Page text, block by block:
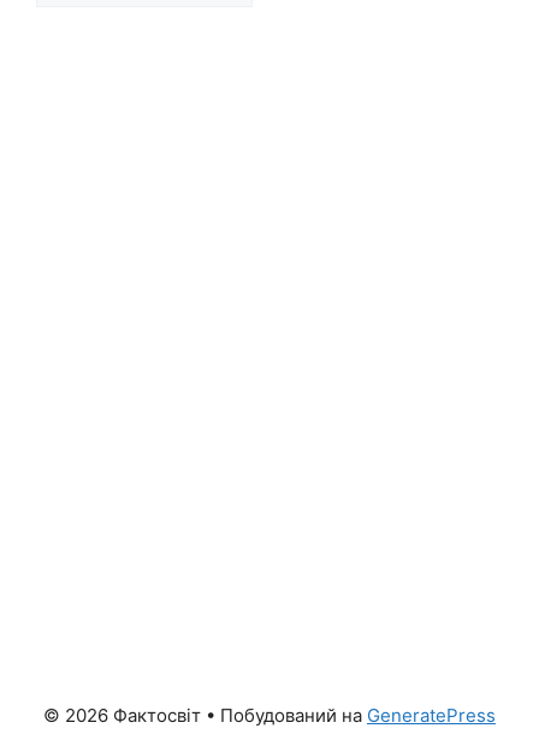
© 2026 Фактосвіт • Побудований на GeneratePress